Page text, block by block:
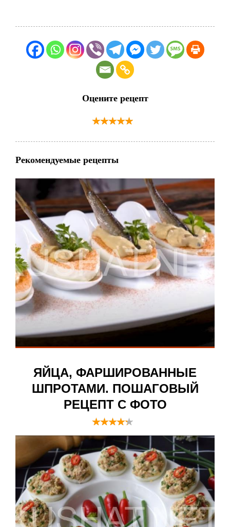
Оцените рецепт
Рекомендуемые рецепты
ЯЙЦА, ФАРШИРОВАННЫЕ
ШПРОТАМИ. ПОШАГОВЫЙ
РЕЦЕПТ С ФОТО